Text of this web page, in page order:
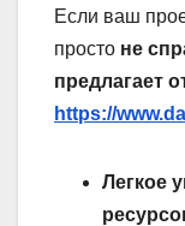
Если ваш
просто не
предлагает
https://
Легкое